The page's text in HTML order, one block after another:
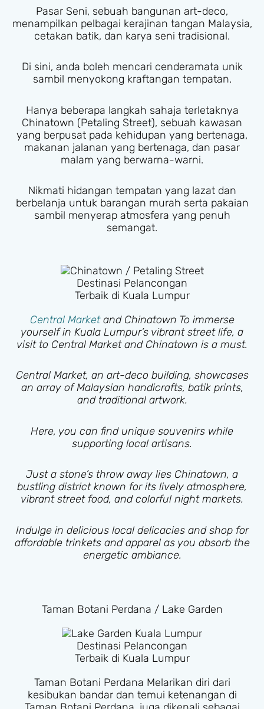
Pasar Seni, sebuah bangunan art-deco,
menampilkan pelbagai kerajinan tangan Malaysia,
cetakan batik, dan karya seni tradisional.
Di sini, anda boleh mencari cenderamata unik
sambil menyokong kraftangan tempatan.
Hanya beberapa langkah sahaja terletaknya
Chinatown (Petaling Street), sebuah kawasan
yang berpusat pada kehidupan yang bertenaga,
makanan jalanan yang bertenaga, dan pasar
malam yang berwarna-warni.
Nikmati hidangan tempatan yang lazat dan
berbelanja untuk barangan murah serta pakaian
sambil menyerap atmosfera yang penuh
semangat.
Destinasi Pelancongan
Terbaik di Kuala Lumpur
Central Marketand Chinatown To immerse
yourself in Kuala Lumpur’s vibrant street life, a
visit to Central Market and Chinatown is a must.
Central Market, an art-deco building, showcases
an array of Malaysian handicrafts, batik prints,
and traditional artwork.
Here, you can find unique souvenirs while
supporting local artisans.
Just a stone’s throw away lies Chinatown, a
bustling district known for its lively atmosphere,
vibrant street food, and colorful night markets.
Indulge in delicious local delicacies and shop for
affordable trinkets and apparel as you absorb the
energetic ambiance.
Taman Botani Perdana / Lake Garden
Destinasi Pelancongan
Terbaik di Kuala Lumpur
Taman Botani Perdana Melarikan diri dari
kesibukan bandar dan temui ketenangan di